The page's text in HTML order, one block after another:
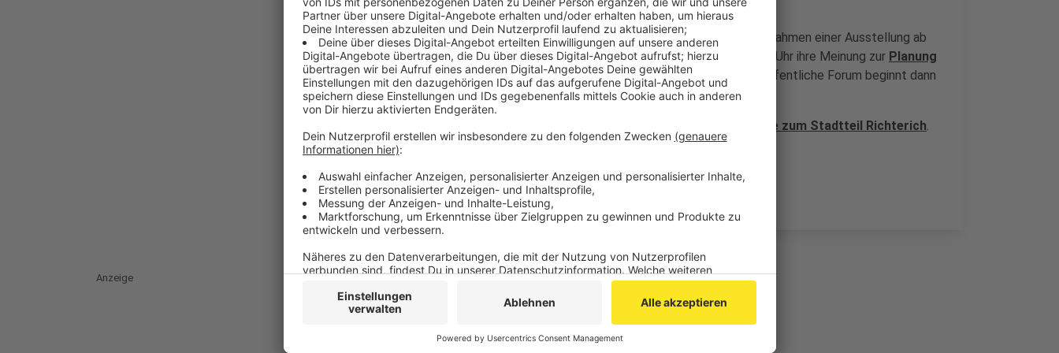
und der Lokalpolitik ein Leitbild für Richterich entwickeln.
In der Peter-Schwarzenberg-Halle können sich Interessierte im Rahmen einer Ausstellung ab
15 Uhr über im Stadtteil laufende Projekte informieren und ab 17 Uhr ihre Meinung zur Planung
der Ortsumgehung für die Richtericher Dellloswerden. Das öffentliche Forum beginnt dann
um 18:30 Uhr.
Online-Umfrage zum Stadtteil Richterich.
Anzeige